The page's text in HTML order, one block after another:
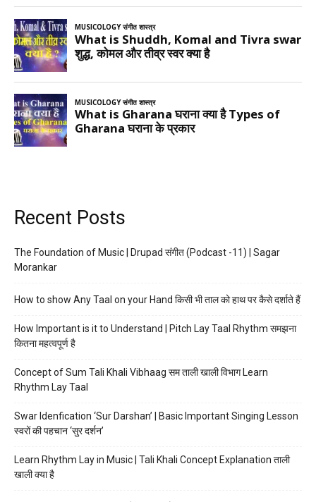
Recent Posts
The Foundation of Music | Drupad संगीत (Podcast -11) | Sagar
Morankar
How to show Any Taal on your Hand किसी भी ताल को हाथ पर कैसे दर्शाते हैं
How Important is it to Understand | Pitch Lay Taal Rhythm समझना
कितना महत्वपूर्ण है
Concept of Sum Tali Khali Vibhaag सम ताली खाली विभाग Learn
Rhythm Lay Taal
Swar Idenfication ‘Sur Darshan’ | Basic Important Singing Lesson
स्वरों की पहचान ‘सुर दर्शन’
Learn Rhythm Lay in Music | Tali Khali Concept Explanation ताली
खाली क्या है